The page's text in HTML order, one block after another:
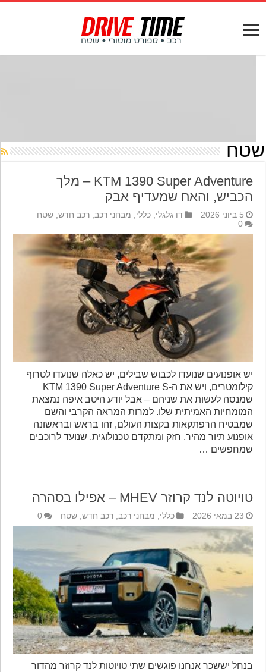
KTM 1390 Super Adventure – מלך
הכביש, והאח שמעדיף אבק
5 ביוני 2026 דו גלגלי,כללי,מבחני רכב,רכב חדש,שטח
0
יש אופנועים שנועדו לכבוש שבילים, יש כאלה שנועדו לטרוף
קילומטרים, ויש את ה-KTM 1390 Super Adventure S
שמנסה לעשות את שניהם – אבל יודע היטב איפה נמצאת
המומחיות האמיתית שלו. למרות המראה הקרבי והשם
שמבטיח הרפתקאות בקצות העולם, זהו בראש ובראשונה
אופנוע תיור מהיר, חזק ומתקדם טכנולוגית, שנועד לרוכבים
שמחפשים …
טויוטה לנד קרוזר MHEV – אפילו בסהרה
23 במאי 2026 כללי,מבחני רכב,רכב חדש,שטח 0
בנחל יששכר אנחנו פוגשים שתי טויוטות לנד קרוזר מהדור